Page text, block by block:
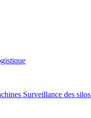
Surveillance des silos